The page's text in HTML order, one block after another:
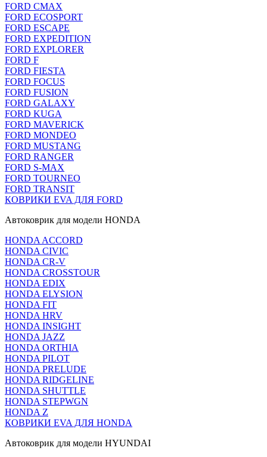
FORD CMAX
FORD ECOSPORT
FORD ESCAPE
FORD EXPEDITION
FORD EXPLORER
FORD F
FORD FIESTA
FORD FOCUS
FORD FUSION
FORD GALAXY
FORD KUGA
FORD MAVERICK
FORD MONDEO
FORD MUSTANG
FORD RANGER
FORD S-MAX
FORD TOURNEO
FORD TRANSIT
КОВРИКИ EVA ДЛЯ FORD
Автоковрик для модели HONDA
HONDA ACCORD
HONDA CIVIC
HONDA CR-V
HONDA CROSSTOUR
HONDA EDIX
HONDA ELYSION
HONDA FIT
HONDA HRV
HONDA INSIGHT
HONDA JAZZ
HONDA ORTHIA
HONDA PILOT
HONDA PRELUDE
HONDA RIDGELINE
HONDA SHUTTLE
HONDA STEPWGN
HONDA Z
КОВРИКИ EVA ДЛЯ HONDA
Автоковрик для модели HYUNDAI